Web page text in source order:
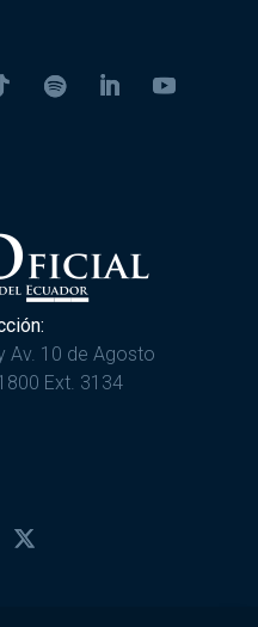
Av. 10 de Agosto
Ext. 3134